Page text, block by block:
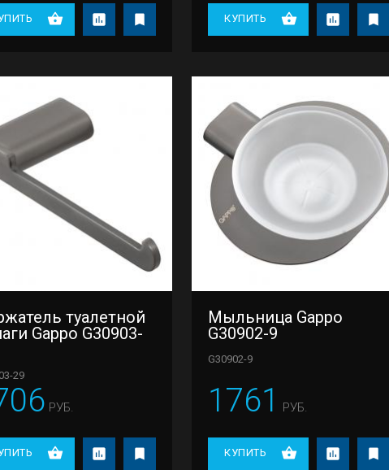
КУПИТЬ
туалетной
Gappo G30903-
29
РУБ.
Мыльница Gappo
G30902-9
G30902-9
1761 РУБ.
КУПИТЬ